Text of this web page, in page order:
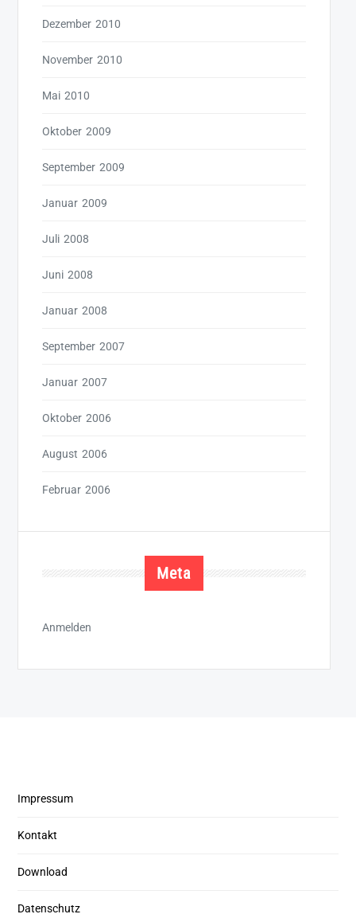
Dezember 2010
November 2010
Mai 2010
Oktober 2009
September 2009
Januar 2009
Juli 2008
Juni 2008
Januar 2008
September 2007
Januar 2007
Oktober 2006
August 2006
Februar 2006
Meta
Anmelden
Impressum
Kontakt
Download
Datenschutz